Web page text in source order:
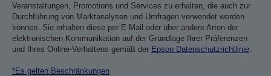
Veranstaltungen, Promotions und Services zu erhalten, die auch zur
Durchführung von Marktanalysen und Umfragen verwendet werden
können. Sie erhalten diese per E-Mail oder über andere Arten der
elektronischen Kommunikation auf der Grundlage Ihrer Präferenzen
und Ihres Online-Verhaltens gemäß der Epson Datenschutzrichtlinie
*Es gelten Beschränkungen